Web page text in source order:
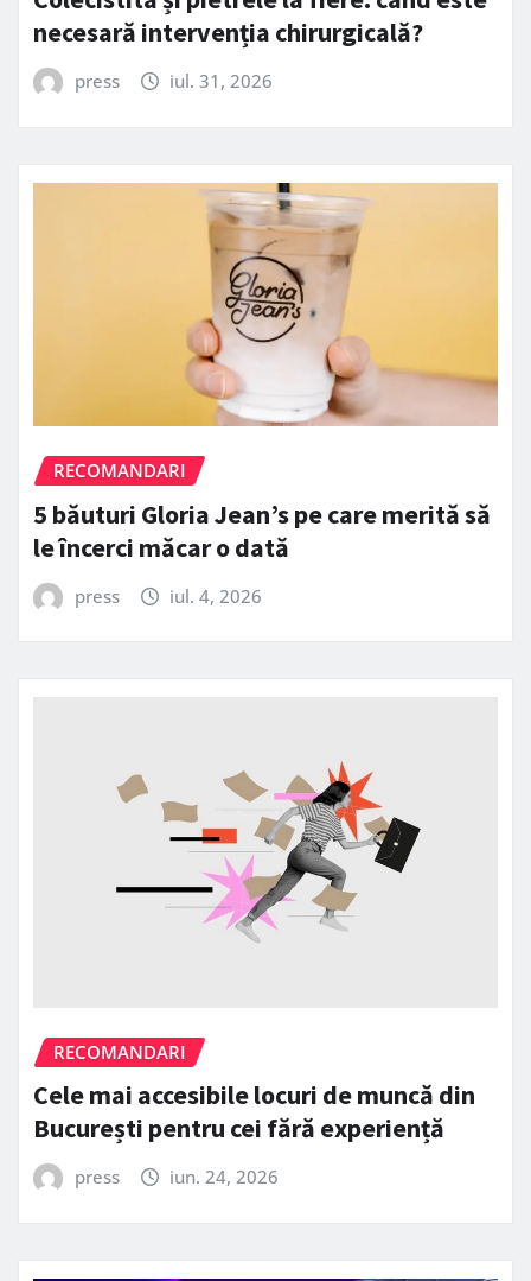
necesară intervenția chirurgicală?
press iul. 31, 2026
RECOMANDARI
5 băuturi Gloria Jean’s pe care merită să
le încerci măcar o dată
press iul. 4, 2026
RECOMANDARI
Cele mai accesibile locuri de muncă din
București pentru cei fără experiență
press iun. 24, 2026